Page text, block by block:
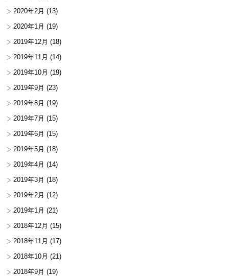
2020年2月 (13)
2020年1月 (19)
2019年12月 (18)
2019年11月 (14)
2019年10月 (19)
2019年9月 (23)
2019年8月 (19)
2019年7月 (15)
2019年6月 (15)
2019年5月 (18)
2019年4月 (14)
2019年3月 (18)
2019年2月 (12)
2019年1月 (21)
2018年12月 (15)
2018年11月 (17)
2018年10月 (21)
2018年9月 (19)